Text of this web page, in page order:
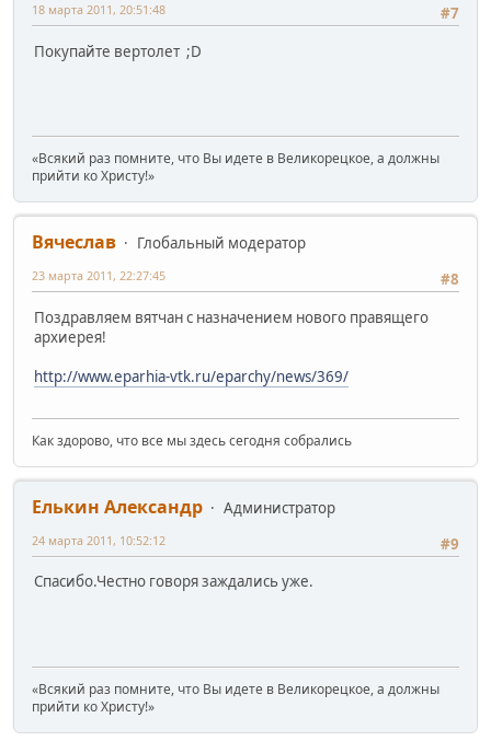
#7
18 марта 2011, 20:51:48
Покупайте вертолет ;D
«Всякий раз помните, что Вы идете в Великорецкое, а должны
прийти ко Христу!»
Вячеслав
Глобальный модератор
#8
23 марта 2011, 22:27:45
Поздравляем вятчан с назначением нового правящего
архиерея!
http://www.eparhia-vtk.ru/eparchy/news/369/
Как здорово, что все мы здесь сегодня собрались
Елькин Александр
Администратор
#9
24 марта 2011, 10:52:12
Спасибо.Честно говоря заждались уже.
«Всякий раз помните, что Вы идете в Великорецкое, а должны
прийти ко Христу!»